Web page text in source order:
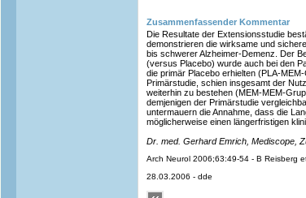
Zusammenfassender Kommentar
Die Resultate der Extensionsstudie
demonstrieren die wirksame und
bis schwerer Alzheimer-Demenz. Der
(versus Placebo) wurde auch bei den
die primär Placebo erhielten (PLA-
Primärstudie, schien insgesamt der
weiterhin zu bestehen (MEM-MEM-
demjenigen der Primärstudie
untermauern die Annahme, dass die
möglicherweise einen längerfristigen
Dr. med. Gerhard Emrich, Mediscope,
Arch Neurol 2006;63:49-54 - B Reisberg
28.03.2006 - dde